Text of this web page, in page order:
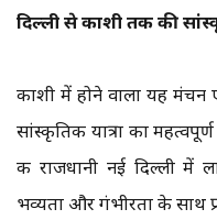
दिल्ली से काशी तक की
काशी में होने वाला यह मंचन
सांस्कृतिक यात्रा का
की राजधानी नई दिल्ली
भव्यता और गंभीरता के साथ